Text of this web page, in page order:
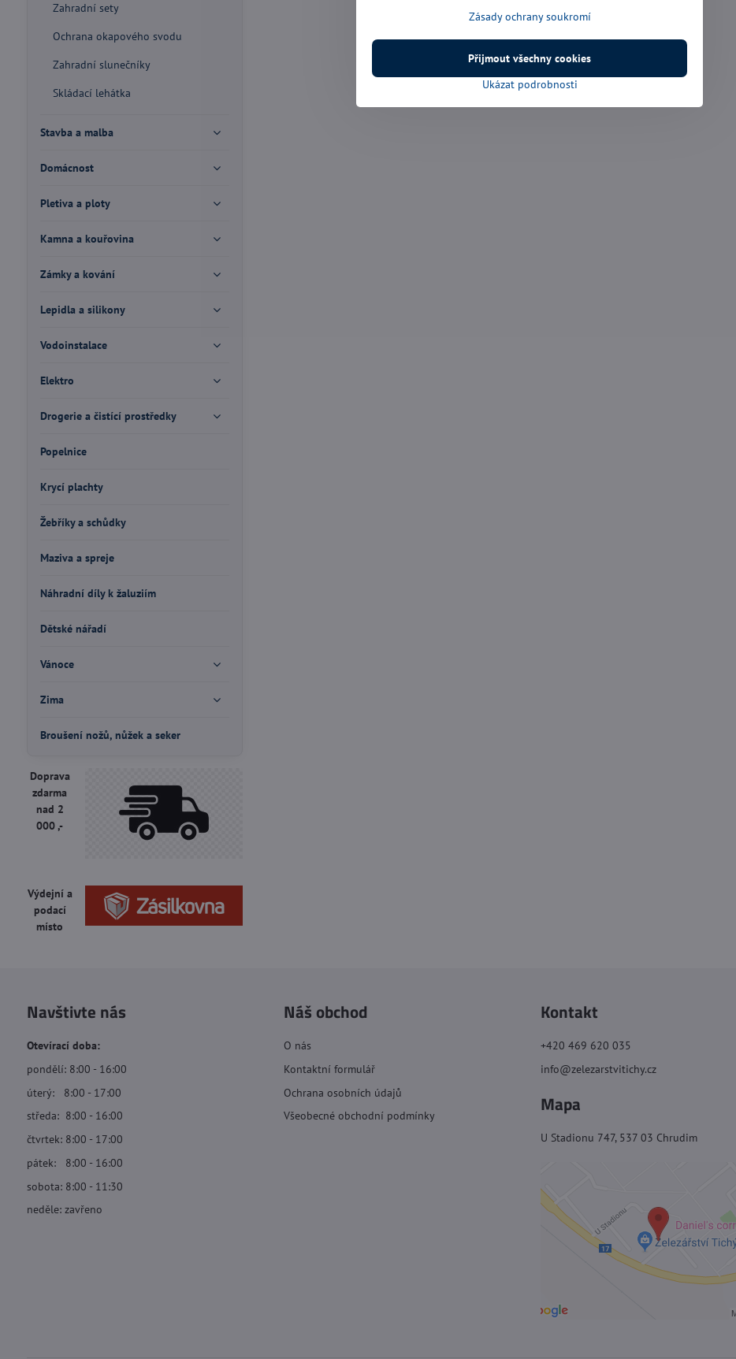
Zahradní sety
Ochrana okapového svodu
Zahradní slunečníky
Skládací lehátka
Stavba a malba
Domácnost
Pletiva a ploty
Kamna a kouřovina
Zámky a kování
Lepidla a silikony
Vodoinstalace
Elektro
Drogerie a čistící prostředky
Popelnice
Krycí plachty
Žebříky a schůdky
Maziva a spreje
Náhradní díly k žaluziím
Dětské nářadí
Vánoce
Zima
Broušení nožů, nůžek a seker
Doprava
zdarma
nad 2
000 ,-
Výdejní a
podací
místo
Navštivte nás
Otevírací doba:
pondělí: 8:00 - 16:00
úterý: 8:00 - 17:00
středa: 8:00 - 16:00
čtvrtek: 8:00 - 17:00
pátek: 8:00 - 16:00
sobota: 8:00 - 11:30
neděle: zavřeno
Náš obchod
O nás
Kontaktní formulář
Ochrana osobních údajů
Všeobecné obchodní podmínky
Kontakt
+420 469 620 035
info@zelezarstvitichy.cz
Mapa
U Stadionu 747, 537 03 Chrudim
Zásady ochrany soukromí
Ukázat podrobnosti
Přijmout všechny cookies